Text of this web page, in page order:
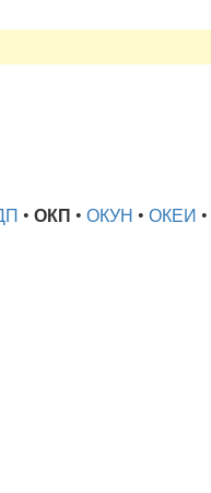
• ОКП • ОКУН • ОКЕИ •